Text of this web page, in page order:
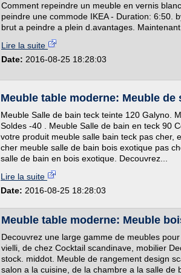
Comment repeindre un meuble en vernis
peindre une commode IKEA - Duration: 6:50.
brut a peindre a plein d.avantages. Maintenant,
Lire la suite
Date: 2016-08-25 18:28:03
Meuble table moderne: Meuble
Meuble Salle de bain teck teinte 120 Galyno.
Soldes -40 . Meuble Salle de bain en teck 90
votre produit meuble salle bain teck pas cher,
cher meuble salle de bain bois exotique pas
salle de bain en bois exotique. Decouvrez...
Lire la suite
Date: 2016-08-25 18:28:03
Meuble table moderne: Meuble
Decouvrez une large gamme de meubles
vielli, de chez Cocktail scandinave, mobilier
stock. middot. Meuble de rangement design
salon a la cuisine, de la chambre a la salle de